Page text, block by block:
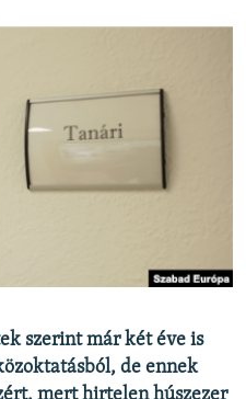
szerint már két éve is
de ennek